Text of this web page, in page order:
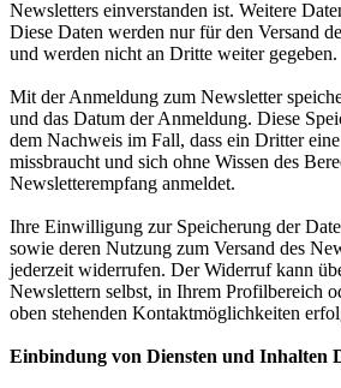
Newsletters einverstanden ist. Weitere
Diese Daten werden nur für den Versand
und werden nicht an Dritte weiter gegeben.
Mit der Anmeldung zum Newsletter
und das Datum der Anmeldung. Diese
dem Nachweis im Fall, dass ein Dritter
missbraucht und sich ohne Wissen des
Newsletterempfang anmeldet.
Ihre Einwilligung zur Speicherung der
sowie deren Nutzung zum Versand des
jederzeit widerrufen. Der Widerruf kann
Newslettern selbst, in Ihrem Profilbereich
oben stehenden Kontaktmöglichkeiten
Einbindung von Diensten und Inhalten